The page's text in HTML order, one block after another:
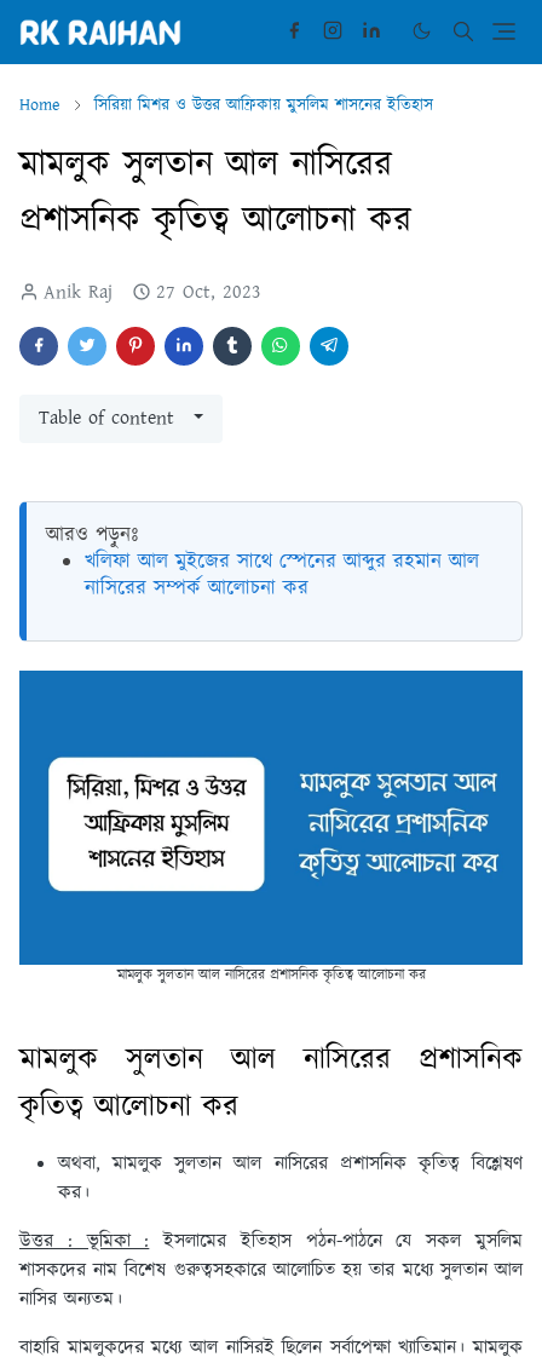
Home সিরিয়া মিশর ও উত্তর আফ্রিকায় মুসলিম শাসনের ইতিহাস
মামলুক সুলতান আল নাসিরের
প্রশাসনিক কৃতিত্ব আলোচনা কর
Anik Raj 27 Oct, 2023
Table of content
আরও পড়ুনঃ
খলিফা আল মুইজের সাথে স্পেনের আব্দুর রহমান আল
নাসিরের সম্পর্ক আলোচনা কর
মামলুক সুলতান আল নাসিরের প্রশাসনিক কৃতিত্ব আলোচনা কর
মামলুক সুলতান আল নাসিরের প্রশাসনিক
কৃতিত্ব আলোচনা কর
অথবা, মামলুক সুলতান আল নাসিরের প্রশাসনিক কৃতিত্ব বিশ্লেষণ
কর।
উত্তর : ভূমিকা :ইসলামের ইতিহাস পঠন-পাঠনে যে সকল মুসলিম
শাসকদের নাম বিশেষ গুরুত্বসহকারে আলোচিত হয় তার মধ্যে সুলতান আল
নাসির অন্যতম।
বাহারি মামলুকদের মধ্যে আল নাসিরই ছিলেন সর্বাপেক্ষা খ্যাতিমান। মামলুক